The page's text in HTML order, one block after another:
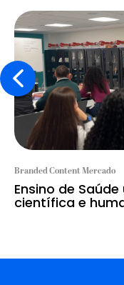
Branded Content Mercado
Ensino de
científica e